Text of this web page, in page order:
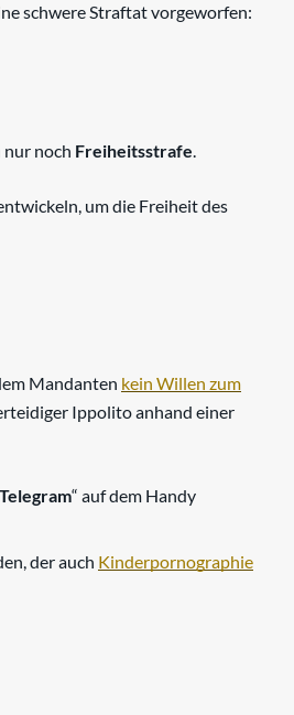
schwere Straftat vorgeworfen:
nur noch Freiheitsstrafe.
um die Freiheit des
Mandanten kein Willen zum
Ippolito anhand einer
Telegram“ auf dem Handy
der auch Kinderpornographie